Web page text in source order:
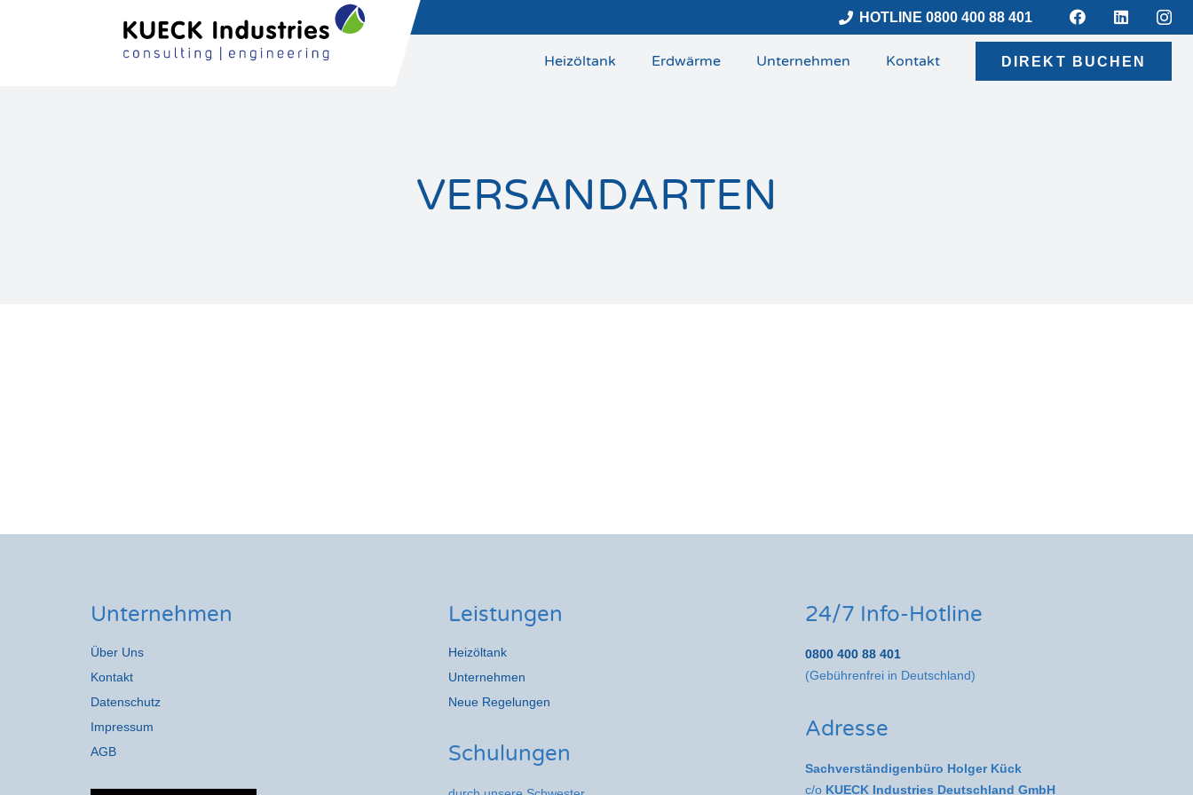
HOTLINE 0800 400 88 401
Heizöltank Erdwärme Unternehmen Kontakt DIREKT BUCHEN
VERSANDARTEN
Unternehmen
Über Uns
Kontakt
Datenschutz
Impressum
AGB
Leistungen
Heizöltank
Unternehmen
Neue Regelungen
Schulungen
24/7 Info-Hotline
0800 400 88 401
(Gebührenfrei in Deutschland)
Adresse
Sachverständigenbüro Holger Kück
c/o KUECK Industries Deutschland GmbH